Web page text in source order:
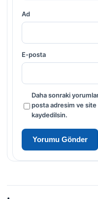
Ad
E-posta
Daha sonraki
posta adresim ve site
kaydedilsin.